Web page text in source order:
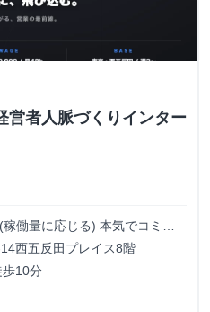
営者人脈づくりインター
働量に応じる) 本気でコミッ
績と報酬を得られる環境で
西五反田プレイス8階
歩10分